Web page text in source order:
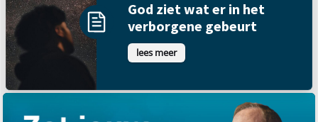
God ziet wat er in het
verborgene gebeurt
lees meer